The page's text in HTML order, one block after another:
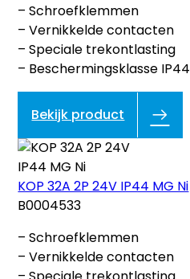
– Schroefklemmen
– Vernikkelde contacten
– Speciale trekontlasting
– Beschermingsklasse IP44
Bekijk product
KOP 32A 2P 24V IP44 MG Ni
B0004533
– Schroefklemmen
– Vernikkelde contacten